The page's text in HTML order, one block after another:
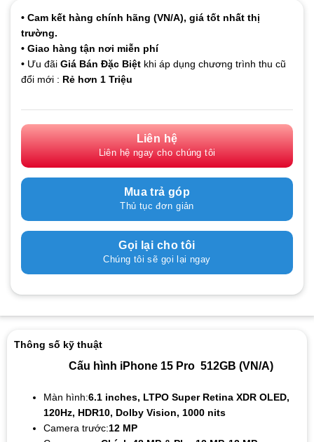
• Cam kết hàng chính hãng (VN/A), giá tốt nhất thị
trường.
• Giao hàng tận nơi miễn phí
• Ưu đãi Giá Bán Đặc Biệt khi áp dụng chương trình thu cũ
đổi mới : Rẻ hơn 1 Triệu
Liên hệ
Liên hệ ngay cho chúng tôi
Mua trả góp
Thủ tục đơn giản
Gọi lại cho tôi
Chúng tôi sẽ gọi lại ngay
Thông số kỹ thuật
Cấu hình iPhone 15 Pro 512GB (VN/A)
Màn hình:6.1 inches, LTPO Super Retina XDR OLED,
120Hz, HDR10, Dolby Vision, 1000 nits
Camera trước:12 MP